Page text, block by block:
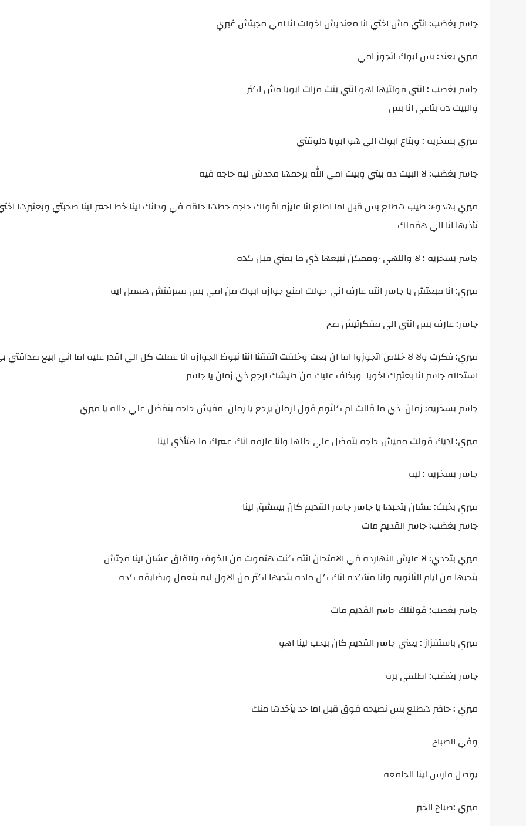
جاسر بغضب: انتي مش اختي انا معنديش اخوات انا امي مجبتش غيري
ميري بعند: بس ابوك اتجوز امي
جاسر بغضب : انتي قولتيها اهو انتي بنت مرات ابويا مش اكتر
والبيت ده بتاعي انا بس
ميري بسخريه : وبتاع ابوك الي هو ابويا دلوقتي
جاسر بغضب: لا البيت ده بيتي وبيت امي الله يرحمها محدش ليه حاجه فيه
ميري بهدوء: طيب هطلع بس قبل اما اطلع انا عايزه اقولك حاجه حطها حلقه في ودانك لينا خط احمر لينا صحبتي وبعتبرها
تأذيها انا الي هقفلك
جاسر بسخريه : لا واللهي ٠وممكن تبيعها ذي ما بعتي قبل كده
ميري: انا مبعتش يا جاسر انته عارف اني حولت امنع جوازه ابوك من امي بس معرفتش هعمل ايه
جاسر: عارف بس انتي الي مفكرتيش صح
ميري: فكرت ولا لا خلاص اتجوزوا اما ان بعت وخلفت اتفقنا اننا نبوظ الجوازه انا عملت كل الي اقدر عليه اما اني ابيع صداقتي
استحاله جاسر انا بعتبرك اخويا وبخاف عليك من طيشك ارجع ذي زمان يا جاسر
جاسر بسخريه: زمان ذي ما قالت ام كلثوم قول لزمان يرجع يا زمان مفيش حاجه بتفضل علي حاله يا ميري
ميري: اديك قولت مفيش حاجه بتفضل علي حالها وانا عارفه انك عمرك ما هتأذي لينا
جاسر بسخريه : ليه
ميري بخبث: عشان بتحبها يا جاسر جاسر القديم كان بيعشق لينا
جاسر بغضب: جاسر القديم مات
ميري بتحدي: لا عايش النهارده في الامتحان انته كنت هتموت من الخوف والقلق عشان لينا مجتش
بتحبها من ايام الثانويه وانا متأكده انك كل ماده بتحبها اكتر من الاول ليه بتعمل وبضايقه كده
جاسر بغضب: قولتلك جاسر القديم مات
ميري باستفزاز : يعني جاسر القديم كان بيحب لينا اهو
جاسر بغضب: اطلعي بره
ميري : حاضر هطلع بس نصيحه فوق قبل اما حد يأخدها منك
وفي الصباح
يوصل فارس لينا الجامعه
ميري :صباح الخير